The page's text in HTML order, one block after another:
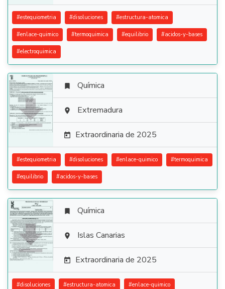
#estequiometria #disoluciones #estructura-atomica
#enlace-quimico #termoquimica #equilibrio #acidos-y-bases
#electroquimica

 Química
 Extremadura
 Extraordinaria de 2025
#estequiometria #disoluciones #enlace-quimico #termoquimica
#equilibrio #acidos-y-bases

 Química
 Islas Canarias
 Extraordinaria de 2025
#disoluciones #estructura-atomica #enlace-quimico